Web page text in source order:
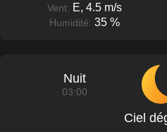
Vent: E, 4.5 m/s
Humidité: 35 %
Nuit
03:00
Ciel